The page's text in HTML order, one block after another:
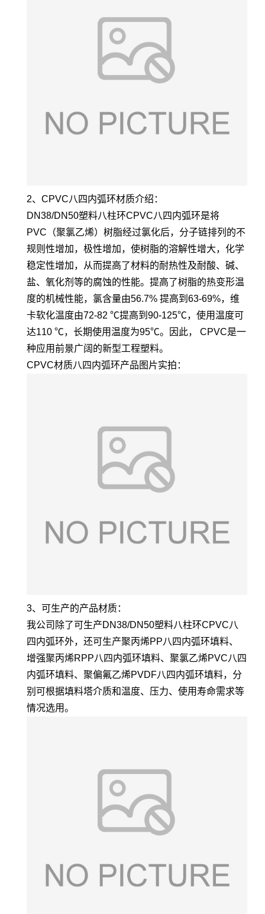
2、CPVC八四内弧环材质介绍：
DN38/DN50塑料八柱环CPVC八四内弧环是将
PVC（聚氯乙烯）树脂经过氯化后，分子链排列的不
规则性增加，极性增加，使树脂的溶解性增大，化学
稳定性增加，从而提高了材料的耐热性及耐酸、碱、
盐、氧化剂等的腐蚀的性能。提高了树脂的热变形温
度的机械性能，氯含量由56.7% 提高到63-69%，维
卡软化温度由72-82 ℃提高到90-125℃，使用温度可
达110 ℃，长期使用温度为95℃。因此， CPVC是一
种应用前景广阔的新型工程塑料。
CPVC材质八四内弧环产品图片实拍：
3、可生产的产品材质：
我公司除了可生产DN38/DN50塑料八柱环CPVC八
四内弧环外，还可生产聚丙烯PP八四内弧环填料、
增强聚丙烯RPP八四内弧环填料、聚氯乙烯PVC八四
内弧环填料、聚偏氟乙烯PVDF八四内弧环填料，分
别可根据填料塔介质和温度、压力、使用寿命需求等
情况选用。